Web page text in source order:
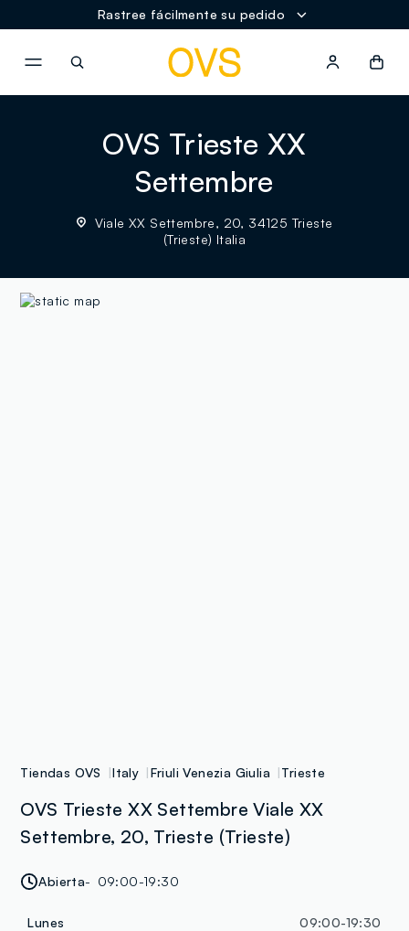
Rastree fácilmente su pedido
OVS Trieste XX
Settembre
Viale XX Settembre, 20, 34125 Trieste
(Trieste) Italia
Tiendas OVS Italy Friuli Venezia Giulia Trieste
OVS Trieste XX Settembre Viale XX
Settembre, 20, Trieste (Trieste)
Abierta 09:00-19:30
Lunes
09:00-19:30